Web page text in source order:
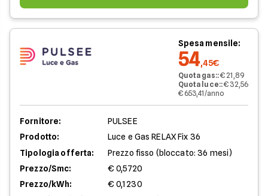
Spesa mensile:
54,45€
Quota gas::€ 21,89
Quota luce::€ 32,56
€ 653,41/anno
Fornitore:
PULSEE
Prodotto:
Luce e Gas RELAX Fix 36
Tipologia offerta:
Prezzo fisso (bloccato: 36 mesi)
Prezzo/Smc:
€ 0,5720
Prezzo/kWh:
€ 0,1230